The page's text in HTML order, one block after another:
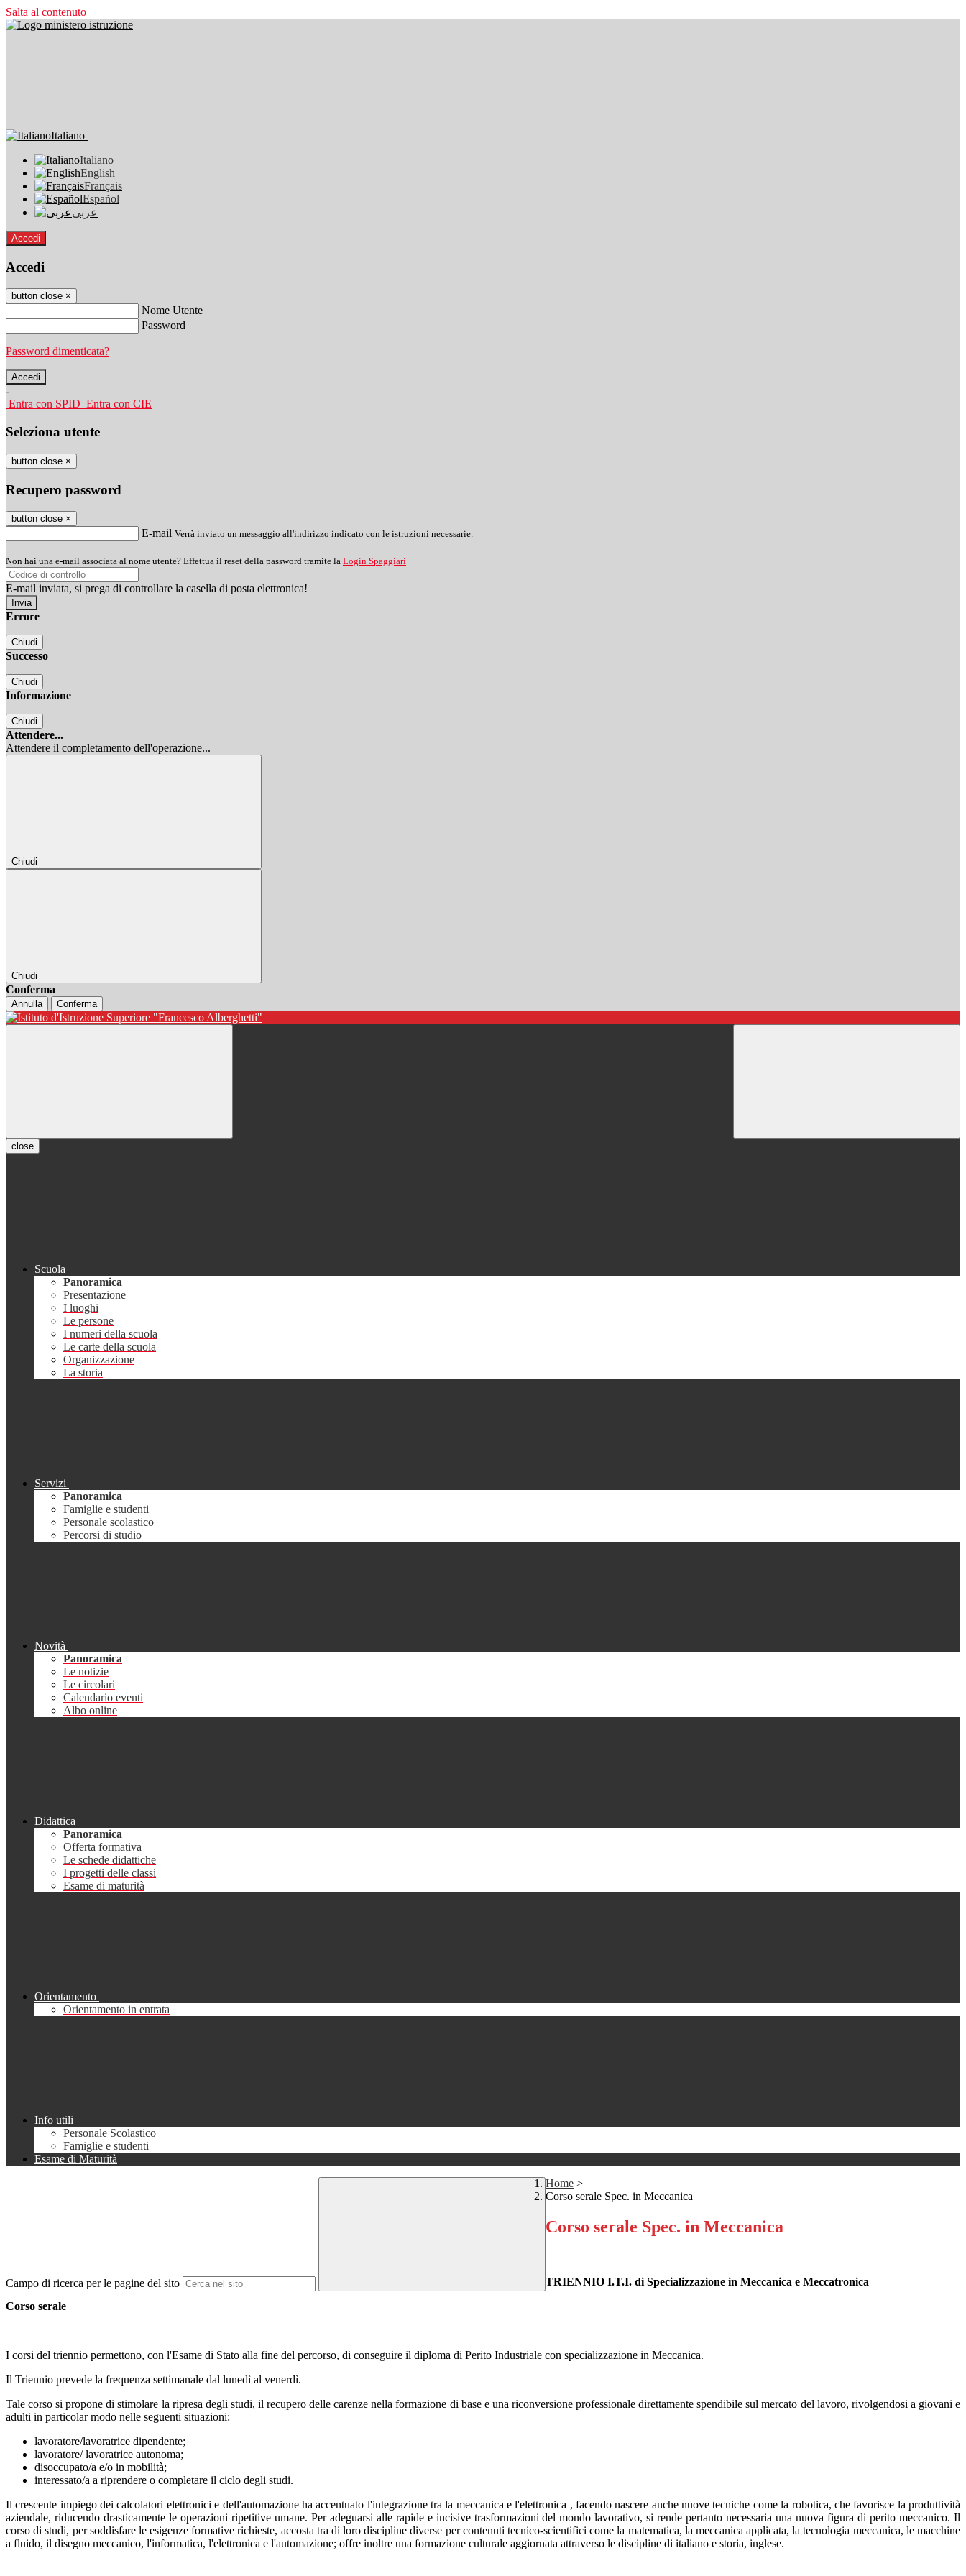
Salta al contenuto
Italiano
Italiano
English
Français
Español
عربى
Accedi
Accedi
button close ×
Nome Utente
Password
Password dimenticata?
-
Entra con SPID Entra con CIE
Seleziona utente
button close ×
Recupero password
button close ×
E-mail Verrà inviato un messaggio all'indirizzo indicato con le istruzioni necessarie.
Non hai una e-mail associata al nome utente? Effettua il reset della password tramite la Login Spaggiari
E-mail inviata, si prega di controllare la casella di posta elettronica!
Errore
Chiudi
Successo
Chiudi
Informazione
Chiudi
Attendere...
Attendere il completamento dell'operazione...
Chiudi
Chiudi
Conferma
Annulla Conferma
close
Scuola
Panoramica
Presentazione
I luoghi
Le persone
I numeri della scuola
Le carte della scuola
Organizzazione
La storia
Servizi
Panoramica
Famiglie e studenti
Personale scolastico
Percorsi di studio
Novità
Panoramica
Le notizie
Le circolari
Calendario eventi
Albo online
Didattica
Panoramica
Offerta formativa
Le schede didattiche
I progetti delle classi
Esame di maturità
Orientamento
Orientamento in entrata
Info utili
Personale Scolastico
Famiglie e studenti
Esame di Maturità
Campo di ricerca per le pagine del sito
Home >
Corso serale Spec. in Meccanica
Corso serale Spec. in Meccanica
TRIENNIO I.T.I. di Specializzazione in Meccanica e Meccatronica
Corso serale
I corsi del triennio permettono, con l'Esame di Stato alla fine del percorso, di conseguire il diploma di Perito Industriale con specializzazione in Meccanica.
Il Triennio prevede la frequenza settimanale dal lunedì al venerdì.
Tale corso si propone di stimolare la ripresa degli studi, il recupero delle carenze nella formazione di base e una riconversione professionale direttamente spendibile sul mercato del lavoro, rivolgendosi a giovani e
adulti in particolar modo nelle seguenti situazioni:
lavoratore/lavoratrice dipendente;
lavoratore/ lavoratrice autonoma;
disoccupato/a e/o in mobilità;
interessato/a a riprendere o completare il ciclo degli studi.
Il crescente impiego dei calcolatori elettronici e dell'automazione ha accentuato l'integrazione tra la meccanica e l'elettronica , facendo nascere anche nuove tecniche come la robotica, che favorisce la produttività
aziendale, riducendo drasticamente le operazioni ripetitive umane. Per adeguarsi alle rapide e incisive trasformazioni del mondo lavorativo, si rende pertanto necessaria una nuova figura di perito meccanico. Il
corso di studi, per soddisfare le esigenze formative richieste, accosta tra di loro discipline diverse per contenuti tecnico-scientifici come la matematica, la meccanica applicata, la tecnologia meccanica, le macchine
a fluido, il disegno meccanico, l'informatica, l'elettronica e l'automazione; offre inoltre una formazione culturale aggiornata attraverso le discipline di italiano e storia, inglese.